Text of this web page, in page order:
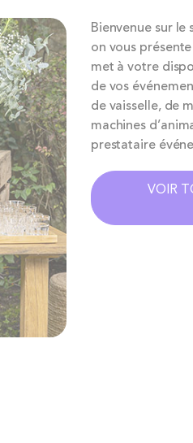
Bienvenue sur
on vous
met à votre
de vos
de vaisselle, de
machines
prestataire
VOIR